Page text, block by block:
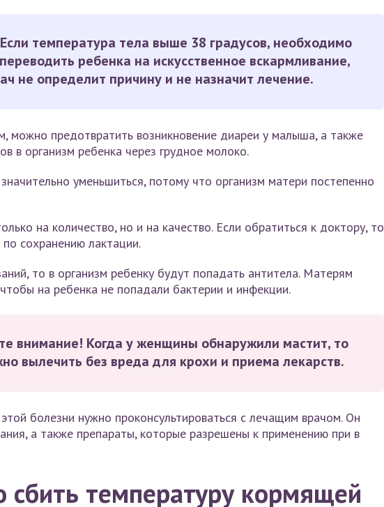
температура тела выше 38 градусов, необходимо
ребенка на искусственное вскармливание,
не определит причину и не назначит лечение.
можно предотвратить возникновение диареи у малыша, а также
в организм ребенка через грудное молоко.
уменьшиться, потому что организм матери постепенно
на количество, но и на качество. Если обратиться к доктору, то
сохранению лактации.
то в организм ребенку будут попадать антитела. Матерям
на ребенка не попадали бактерии и инфекции.
внимание! Когда у женщины обнаружили мастит, то
вылечить без вреда для крохи и приема лекарств.
болезни нужно проконсультироваться с лечащим врачом. Он
а также препараты, которые разрешены к применению при в
температуру кормящей